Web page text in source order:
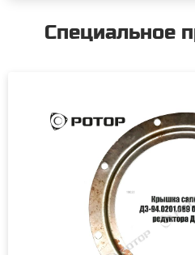
Специальное